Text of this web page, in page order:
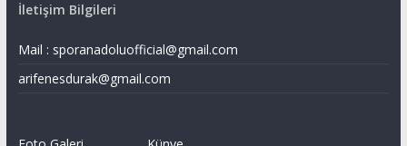
İletişim Bilgileri
Mail : sporanadoluofficial@gmail.com
arifenesdurak@gmail.com